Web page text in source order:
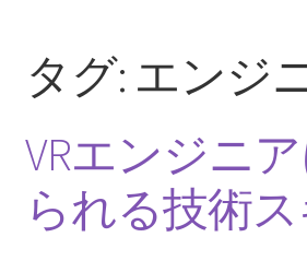
へ
ス
ッ
プ
キ
ッVRエンジニアに求められる技術スキ
未経験からVRエンジニアになるには
タグ: エンジ
VRエンジニ
られる技術